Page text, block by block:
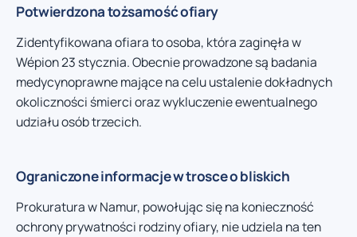
Potwierdzona tożsamość ofiary
Zidentyfikowana ofiara to osoba, która zaginęła w
Wépion 23 stycznia. Obecnie prowadzone są badania
medycynoprawne mające na celu ustalenie dokładnych
okoliczności śmierci oraz wykluczenie ewentualnego
udziału osób trzecich.
Ograniczone informacje w trosce o bliskich
Prokuratura w Namur, powołując się na konieczność
ochrony prywatności rodziny ofiary, nie udziela na ten